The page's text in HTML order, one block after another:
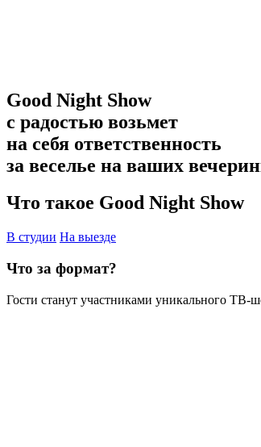
Good Night Show
с радостью возьмет
на себя ответственность
за веселье на ваших
Что такое Good Night Show
В студии На выезде
Что за формат?
Гости станут участниками уникального ТВ-